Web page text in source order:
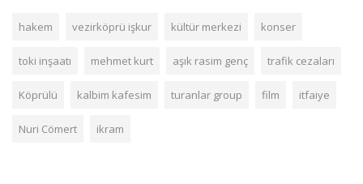
hakem vezirköprü işkur kültür merkezi konser
toki inşaatı mehmet kurt aşık rasim genç trafik cezaları
Köprülü kalbim kafesim turanlar group film itfaiye
Nuri Cömert ikram